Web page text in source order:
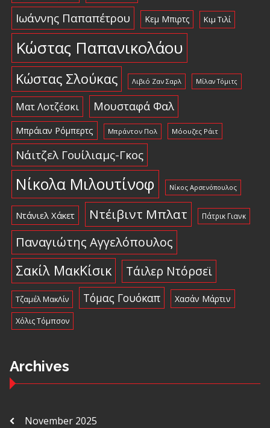
Ιωάννης Παπαπέτρου Κεμ Μπιρτς Κιμ Τιλί
Κώστας Παπανικολάου
Κώστας Σλούκας Λιβιό Ζαν Σαρλ Μίλαν Τόμιτς
Ματ Λοτζέσκι Μουσταφά Φαλ
Μπράιαν Ρόμπερτς Μπράντον Πολ Μόουζες Ράιτ
Νάιτζελ Γουίλιαμς-Γκος
Νίκολα Μιλουτίνοφ Νίκος Αρσενόπουλος
Ντάνιελ Χάκετ Ντέιβιντ Μπλατ Πάτρικ Γιανκ
Παναγιώτης Αγγελόπουλος
Σακίλ ΜακΚίσικ Τάιλερ Ντόρσεϊ
Τζαμέλ ΜακΛίν Τόμας Γουόκαπ Χασάν Μάρτιν
Χόλις Τόμπσον
Archives
November 2025